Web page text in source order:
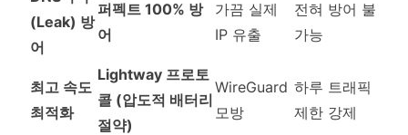
(Leak) 방
어
퍼펙트 100% 방
어
가끔 실제
IP 유출
전혀 방어 불
가능
최고 속도
최적화
Lightway 프로토
콜 (압도적 배터리
절약)
WireGuard
모방
하루 트래픽
제한 강제